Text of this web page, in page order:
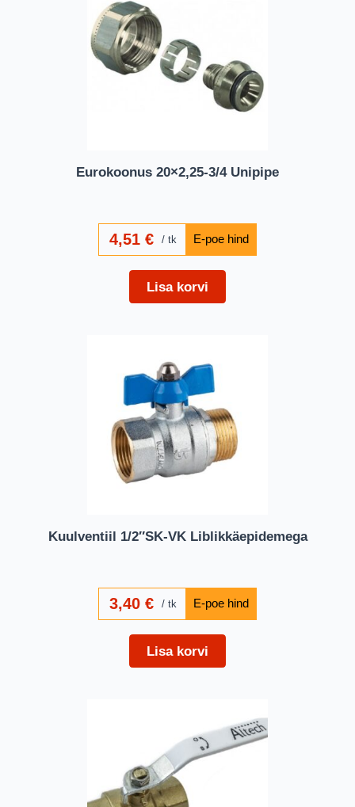
Eurokoonus 20×2,25-3/4 Unipipe
4,51€ tk
Lisa korvi
Kuulventiil 1/2″SK-VK Liblikkäepidemega
3,40€ tk
Lisa korvi